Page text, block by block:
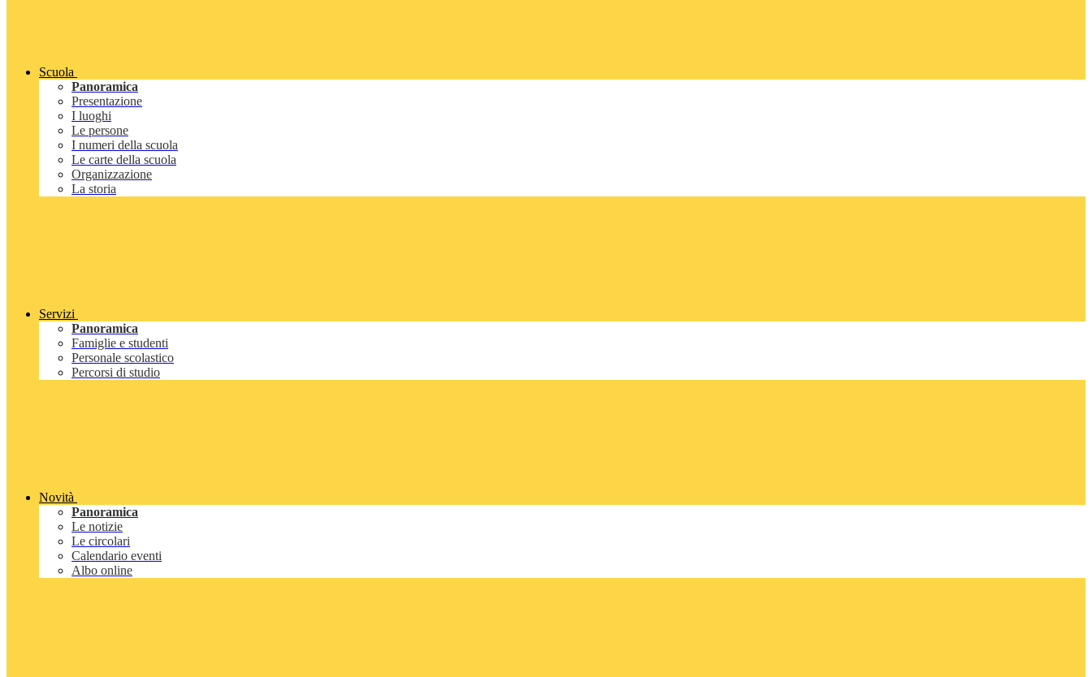
Scuola
Panoramica
Presentazione
I luoghi
Le persone
I numeri della scuola
Le carte della scuola
Organizzazione
La storia
Servizi
Panoramica
Famiglie e studenti
Personale scolastico
Percorsi di studio
Novità
Panoramica
Le notizie
Le circolari
Calendario eventi
Albo online